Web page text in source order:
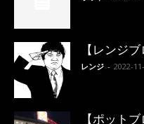
【レンジ
レンジ - 2022-
【ポット